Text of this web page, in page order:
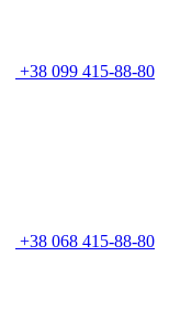
+38 099 415-88-80
+38 068 415-88-80